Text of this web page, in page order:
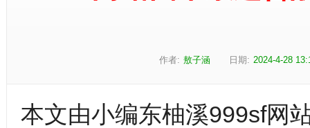
作者: 敖子涵 日期: 2024-4-28
本文由小编东柚溪999sf网